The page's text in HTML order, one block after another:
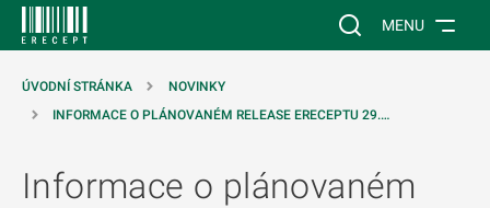
Vyhledávání na
MENU
ÚVODNÍ STRÁNKA
NOVINKY
INFORMACE O PLÁNOVANÉM RELEASE ERECEPTU 29.…
Informace o plánovaném